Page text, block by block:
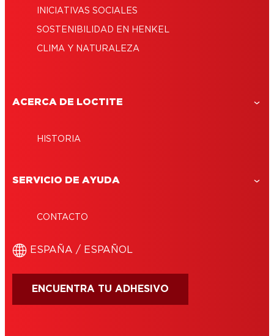
INICIATIVAS SOCIALES
SOSTENIBILIDAD EN HENKEL
CLIMA Y NATURALEZA
ACERCA DE LOCTITE
HISTORIA
SERVICIO DE AYUDA
CONTACTO
ESPAÑA / ESPAÑOL
ENCUENTRA TU ADHESIVO